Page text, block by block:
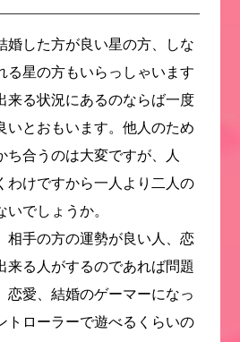
婚した方が良い星の方、しな
る星の方もいらっしゃいます
来る状況にあるのならば一度
いとおもいます。他人のため
ち合うのは大変ですが、人
わけですから一人より二人の
でしょうか。
相手の方の運勢が良い人、恋
来る人がするのであれば問題
恋愛、結婚のゲーマーになっ
トローラーで遊べるくらいの